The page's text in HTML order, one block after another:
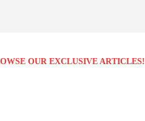
OUR EXCLUSIVE ARTICLES!